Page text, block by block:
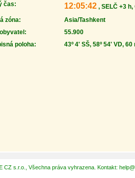
čas:
12:05:42 , SELČ +3 h,
zóna:
Asia/Tashkent
55.900
poloha:
43º 4' SŠ, 58º 54' VD, 60
CZ s.r.o., Všechna práva vyhrazena. Kontakt: